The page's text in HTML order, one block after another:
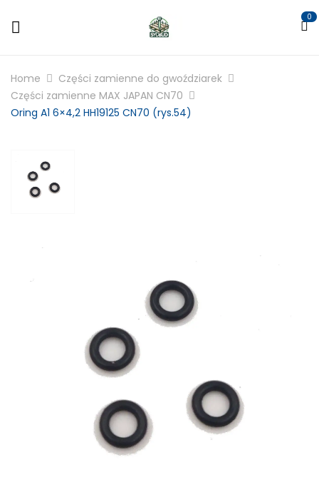
0
Home
Części zamienne do gwoździarek
Części zamienne MAX JAPAN CN70
Oring A1 6×4,2 HH19125 CN70 (rys.54)